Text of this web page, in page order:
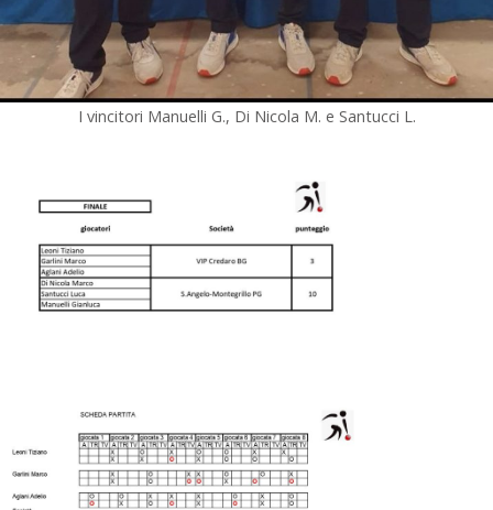
I vincitori Manuelli G., Di Nicola M. e Santucci L.